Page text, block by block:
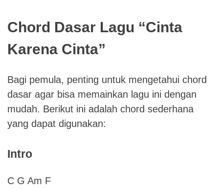
Chord Dasar Lagu “Cinta
Karena Cinta”
Bagi pemula, penting untuk mengetahui chord
dasar agar bisa memainkan lagu ini dengan
mudah. Berikut ini adalah chord sederhana
yang dapat digunakan:
Intro
C G Am F